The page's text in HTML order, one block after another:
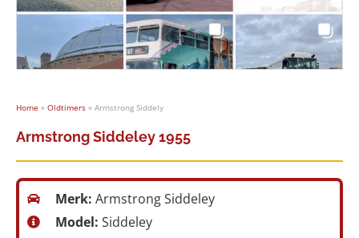
Home » Oldtimers » Armstrong Siddely
Armstrong Siddeley 1955
Merk: Armstrong Siddeley
Model: Siddeley